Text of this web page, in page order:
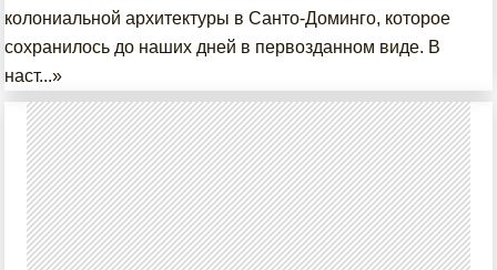
колониальной архитектуры в Санто-Доминго, которое
сохранилось до наших дней в первозданном виде. В
наст...»